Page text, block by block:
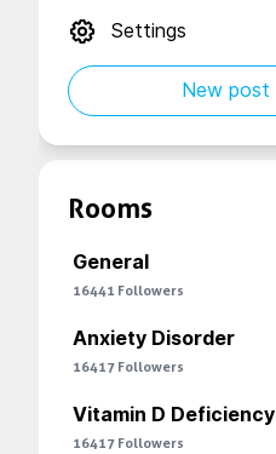
Settings
New post
Rooms
General
16441 Followers
Anxiety Disorder
16417 Followers
Vitamin D Deficiency
16417 Followers